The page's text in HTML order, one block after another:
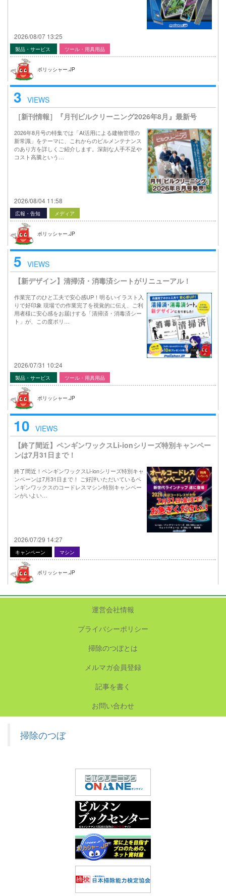
2026/08/07 13:25
製品・サービス ツール・用具用品
ポリッシャー.JP
3 VIEWS
［新刊情報］『月刊ビルクリーニング2026年8月』最新号
2026年8月号の特集では「AI活用による建物管理の
新常識」をテーマに、これからのビルメンテナンス
のあり方を詳しくご紹介します。深刻な人手不足や
コスト高騰という…
2026/08/04 11:58
広報・告知 メディア
ポリッシャー.JP
5 VIEWS
【新デザイン】清掃済・消毒済シートがリニューアル！
作業完了のひと工夫で安心感UP！明るいイラスト入
りで好印象 現場での作業完了を視覚的に伝え、ご利
用者様に安心感をお届けする「清掃済・消毒済シー
ト」が、この度ポリ…
2026/07/31 10:24
製品・サービス ツール・用具用品
ポリッシャー.JP
10 VIEWS
【終了間近】ペンギンワックスLi-ionシリーズ特別キャンペー
ンは7月31日まで！
終了間近！ペンギンワックスLi-ionシリーズ特別キャ
ンペーンは7月31日まで！ ご好評いただいているペ
ンギンワックスのコードレスマシン特別キャンペー
ンがいよい…
2026/07/29 14:27
キャンペーン マシン
ポリッシャー.JP
運営会社情報
プライバシーポリシー
掃除のつぼとは
メルマガ会員登録
記事を書く
お問い合わせ
掃除のつぼ